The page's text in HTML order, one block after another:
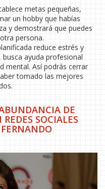
metas pequeñas,
un hobby que habías
y demostrará que puedes
persona.
reduce estrés y
ayuda profesional
mental. Así podrás cerrar
tomado las mejores
DE
SOCIALES